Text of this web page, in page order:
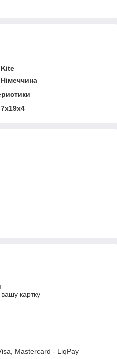
Kite
Німеччина
7x19x4
картку
Mastercard - LiqPay